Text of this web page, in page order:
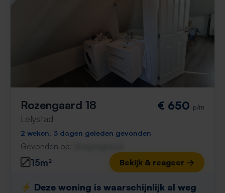
Rozengaard 18
Lelystad
€ 650 p/m
2 weken, 3 dagen geleden gevonden
Gevonden op:
15m² Bekijk & reageer →
⚡️ Deze woning is waarschijnlijk al weg